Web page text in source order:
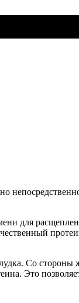
для
Со
Это